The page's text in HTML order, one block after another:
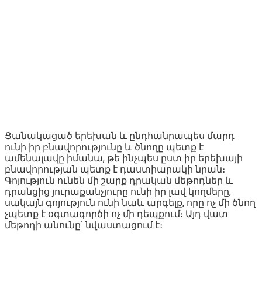
Ցանակացած երեխան և ընդհանրապես մարդ
ունի իր բնավորությունը և ծնողը պետք է
ամենալավը իմանա, թե ինչպես ըստ իր երեխայի
բնավորության պետք է դաստիարակի նրան։
Գոյություն ունեն մի շարք դրական մեթոդներ և
դրանցից յուրաքանչյուրը ունի իր լավ կողմերը,
սակայն գոյություն ունի նաև արգելք, որը ոչ մի ծնող
չպետք է օգտագործի ոչ մի դեպքում։ Այդ վատ
մեթոդի անունը՝ նվաստացում է։